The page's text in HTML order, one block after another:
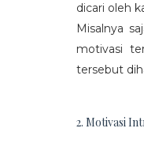
dicari oleh
Misalnya
motivasi
tersebut
2. Motivasi